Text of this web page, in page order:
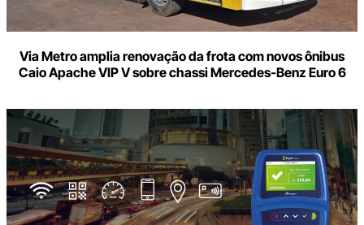
Via Metro amplia renovação da frota com novos ônibus
Caio Apache VIP V sobre chassi Mercedes-Benz Euro 6